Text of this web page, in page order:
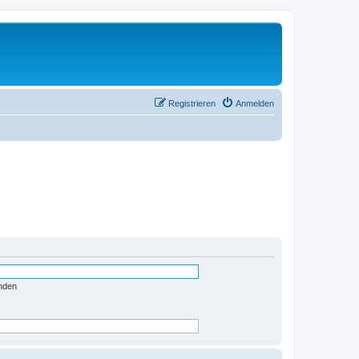
Anmelden
Registrieren